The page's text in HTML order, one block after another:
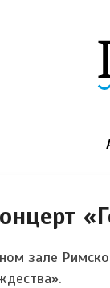
зале